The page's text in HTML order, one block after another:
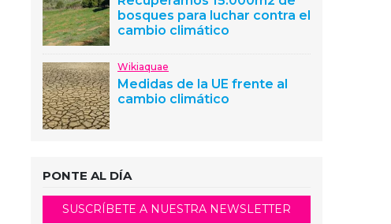
bosques para luchar contra el
cambio climático
Wikiaquae
Medidas de la UE frente al
cambio climático
PONTE AL DÍA
SUSCRÍBETE A NUESTRA NEWSLETTER